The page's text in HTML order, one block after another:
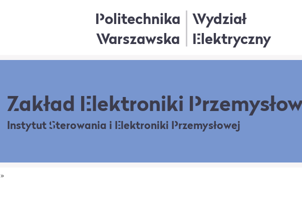
Politechnika
Warszawska
Wydział
Elektryczny
Zakład Elektroniki
Instytut Sterowania i Elektroniki Przemysłowej
»